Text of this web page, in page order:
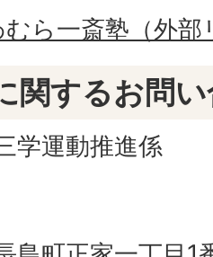
ら一斎塾（外部
関するお問
学運動推進係